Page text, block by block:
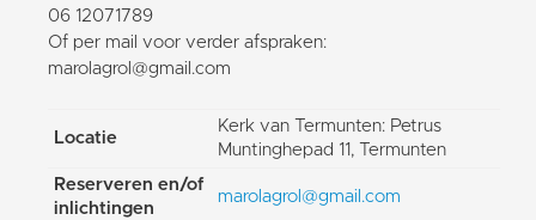
06 12071789
Of per mail voor verder afspraken:
marolagrol@gmail.com
Locatie
Kerk van Termunten: Petrus
Muntinghepad 11, Termunten
Reserveren en/of
inlichtingen
marolagrol@gmail.com